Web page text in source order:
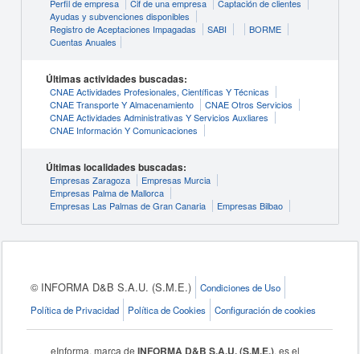
Perfil de empresa Cif de una empresa
Captación de clientes
Ayudas y subvenciones disponibles
Registro de Aceptaciones Impagadas
SABI
BORME
Cuentas Anuales
Últimas actividades buscadas:
CNAE Actividades Profesionales, Científicas Y Técnicas
CNAE Transporte Y Almacenamiento
CNAE Otros Servicios
CNAE Actividades Administrativas Y Servicios Auxliares
CNAE Información Y Comunicaciones
Últimas localidades buscadas:
Empresas Zaragoza
Empresas Murcia
Empresas Palma de Mallorca
Empresas Las Palmas de Gran Canaria
Empresas Bilbao
© INFORMA D&B S.A.U. (S.M.E.)
Condiciones de Uso
Política de Privacidad
Política de Cookies Configuración de cookies
eInforma, marca deINFORMA D&B S.A.U. (S.M.E.), es el